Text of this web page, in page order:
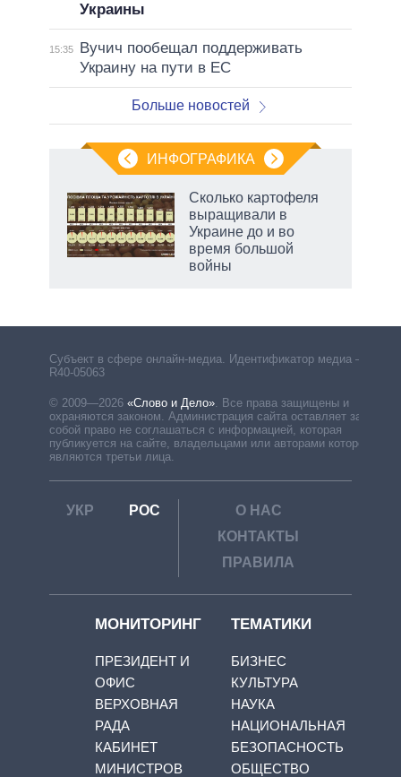
Украины
15:35
Вучич пообещал поддерживать
Украину на пути в ЕС
Больше новостей
ИНФОГРАФИКА
Сколько картофеля
выращивали в
Украине до и во
время большой
войны
Субъект в сфере онлайн-медиа. Идентификатор медиа –
R40-05063
© 2009—2026 «Слово и Дело». Все права защищены и
охраняются законом. Администрация сайта оставляет за
собой право не соглашаться с информацией, которая
публикуется на сайте, владельцами или авторами которой
являются третьи лица.
УКР РОС
О НАС
КОНТАКТЫ
ПРАВИЛА
МОНИТОРИНГ
ПРЕЗИДЕНТ И
ОФИС
ВЕРХОВНАЯ
РАДА
КАБИНЕТ
МИНИСТРОВ
ТЕМАТИКИ
БИЗНЕС
КУЛЬТУРА
НАУКА
НАЦИОНАЛЬНАЯ
БЕЗОПАСНОСТЬ
ОБЩЕСТВО